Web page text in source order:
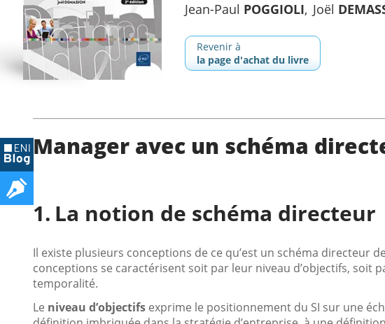
Jean-Paul POGGIOLI Joël
Revenir à
la page d'achat du livre
Manager avec un schéma
La notion de schéma directeur
Il existe plusieurs conceptions de ce qu’est un schéma directeur
conceptions se caractérisent soit par leur niveau d’objectifs, soit
temporalité.
Le niveau d’objectifs exprime le positionnement du SI sur une